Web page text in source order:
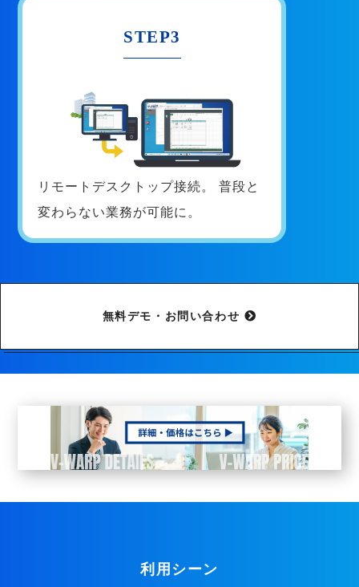
STEP3
リモートデスクトップ接続。
普段と
変わらない業務が可能に。
無料デモ・お問い合わせ
利用シーン